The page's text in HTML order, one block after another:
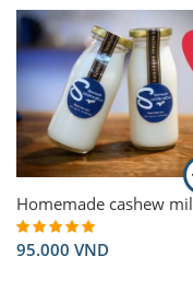
Rated5.00
95.000 VND